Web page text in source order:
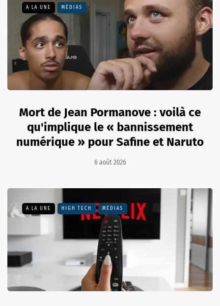
A LA UNE MÉDIAS
Mort de Jean Pormanove : voilà ce
qu'implique le « bannissement
numérique » pour Safine et Naruto
6 août 2026
A LA UNE HIGH TECH MÉDIAS